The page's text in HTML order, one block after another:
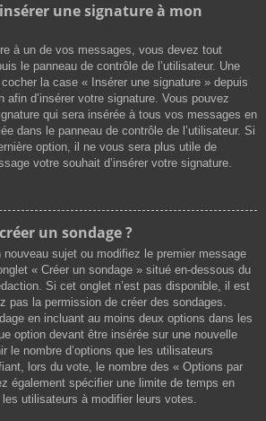
une signature à mon
à un de vos messages, vous devez tout
le panneau de contrôle de l’utilisateur. Une
la case « Insérer une signature » depuis
afin d’insérer votre signature. Vous pouvez
qui sera insérée à tous vos messages en
dans le panneau de contrôle de l’utilisateur. Si
option, il ne vous sera plus utile de
votre souhait d’insérer votre signature.
un sondage ?
nouveau sujet ou modifiez le premier message
« Créer un sondage » situé en-dessous du
Si cet onglet n’est pas disponible, il est
pas la permission de créer des sondages.
en incluant au moins deux options dans les
option devant être insérée sur une nouvelle
le nombre d’options que les utilisateurs
lors du vote, le nombre des « Options par
également spécifier une limite de temps en
utilisateurs à modifier leurs votes.